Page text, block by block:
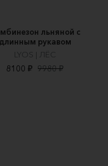
льняной с
длинным рукавом
LYOS | ЛЁС
8100 ₽ 9980 ₽